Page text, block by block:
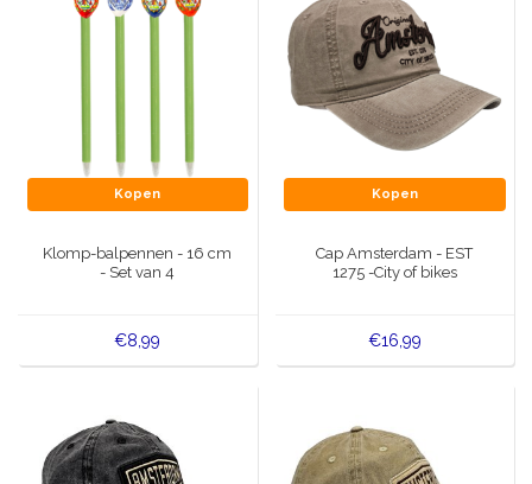
Kopen
Klomp-balpennen - 16 cm
- Set van 4
€8,99
Kopen
Cap Amsterdam - EST
1275 -City of bikes
€16,99